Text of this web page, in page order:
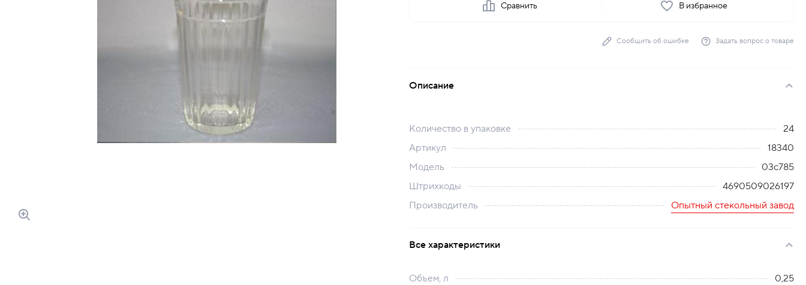
Сравнить В избранное
Сообщить об ошибке Задать вопрос о товаре
Описание
Количество в упаковке
24
Артикул
18340
Модель
03с785
Штрихкоды
4690509026197
Производитель
Опытный стекольный завод
Все характеристики
Объем, л 0,25